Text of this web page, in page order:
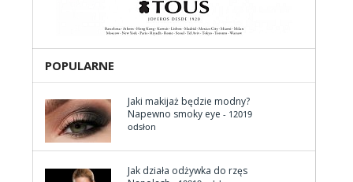
POPULARNE
Jaki makijaż będzie modny?
Napewno smoky eye - 12019
odsłon
Jak działa odżywka do rzęs